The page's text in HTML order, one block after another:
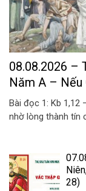
08.08.2026 –
Năm A –
Bài đọc 1: Kb 1,12
nhờ lòng thành tín
28)